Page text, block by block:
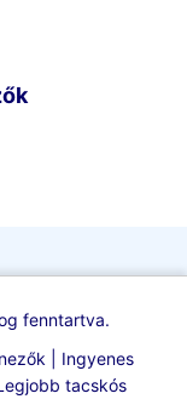
fenntartva.
| Ingyenes
tacskós